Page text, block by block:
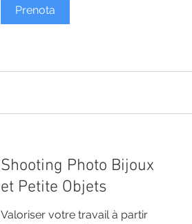
Prenota
Shooting Photo Bijoux
et Petite Objets
Valoriser votre travail à partir